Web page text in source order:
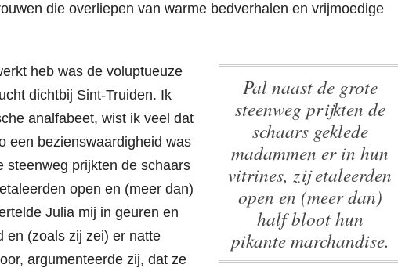
die overliepen van warme bedverhalen en vrijmoedige
Pal naast de grote
steenweg prijkten de
schaars geklede
madammen er in hun
vitrines, zij etaleerden
open en (meer dan)
half bloot hun
pikante marchandise.
heb was de voluptueuze
dichtbij Sint-Truiden. Ik
analfabeet, wist ik veel dat
een bezienswaardigheid was
steenweg prijkten de schaars
open en (meer dan)
Julia mij in geuren en
en (zoals zij zei) er natte
argumenteerde zij, dat ze